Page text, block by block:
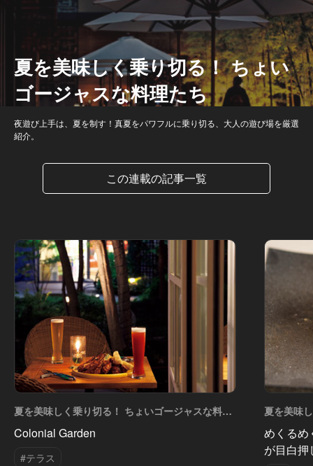
夏を美味しく乗り切る！ ちょい
ゴージャスな料理たち
夜遊び上手は、夏を制す！真夏をパワフルに乗り切る、大人の遊び場を厳選
紹介。
この連載の記事一覧
夏を美味しく乗り切る！ ちょいゴージャスな料理
Colonial Garden
#テラス
夏を美味
めくるめ
が目白押